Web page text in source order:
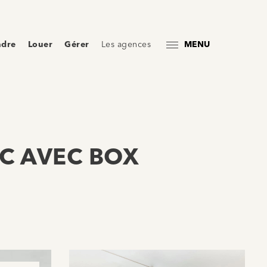
Louer Gérer Les agences MENU
AVEC BOX